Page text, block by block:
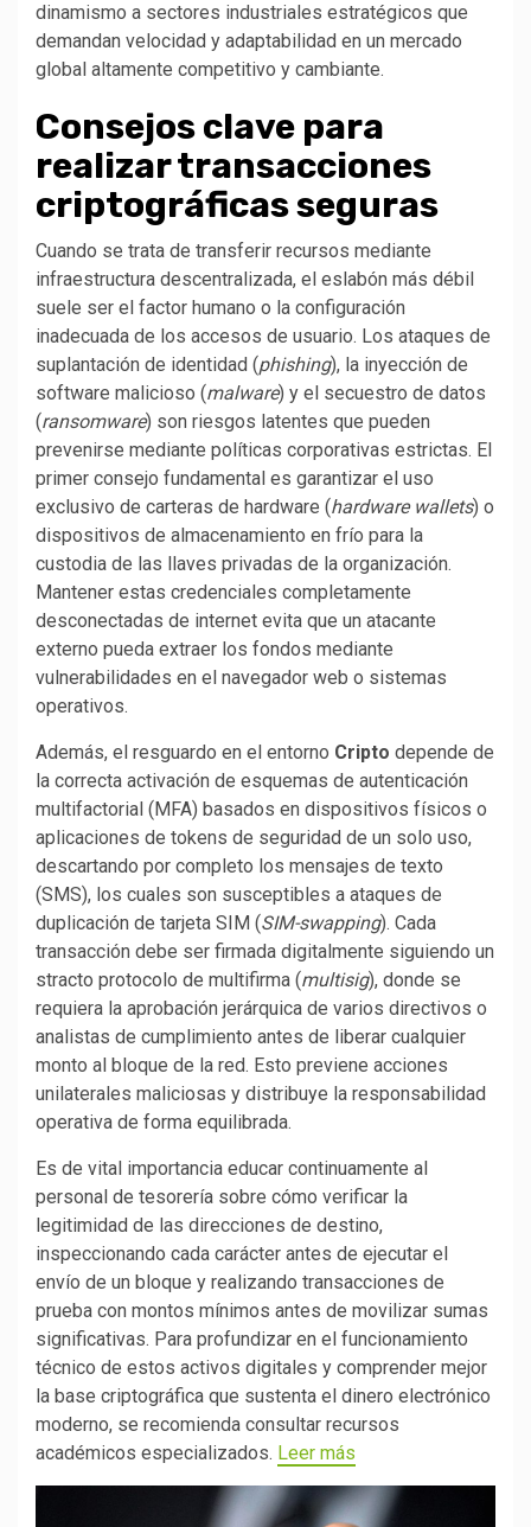
dinamismo a sectores industriales estratégicos que
demandan velocidad y adaptabilidad en un mercado
global altamente competitivo y cambiante.
Consejos clave para
realizar transacciones
criptográficas seguras
Cuando se trata de transferir recursos mediante
infraestructura descentralizada, el eslabón más débil
suele ser el factor humano o la configuración
inadecuada de los accesos de usuario. Los ataques de
suplantación de identidad (phishing), la inyección de
software malicioso (malware) y el secuestro de datos
(ransomware) son riesgos latentes que pueden
prevenirse mediante políticas corporativas estrictas. El
primer consejo fundamental es garantizar el uso
exclusivo de carteras de hardware (hardware wallets) o
dispositivos de almacenamiento en frío para la
custodia de las llaves privadas de la organización.
Mantener estas credenciales completamente
desconectadas de internet evita que un atacante
externo pueda extraer los fondos mediante
vulnerabilidades en el navegador web o sistemas
operativos.
Además, el resguardo en el entorno Cripto depende de
la correcta activación de esquemas de autenticación
multifactorial (MFA) basados en dispositivos físicos o
aplicaciones de tokens de seguridad de un solo uso,
descartando por completo los mensajes de texto
(SMS), los cuales son susceptibles a ataques de
duplicación de tarjeta SIM (SIM-swapping). Cada
transacción debe ser firmada digitalmente siguiendo un
stracto protocolo de multifirma (multisig), donde se
requiera la aprobación jerárquica de varios directivos o
analistas de cumplimiento antes de liberar cualquier
monto al bloque de la red. Esto previene acciones
unilaterales maliciosas y distribuye la responsabilidad
operativa de forma equilibrada.
Es de vital importancia educar continuamente al
personal de tesorería sobre cómo verificar la
legitimidad de las direcciones de destino,
inspeccionando cada carácter antes de ejecutar el
envío de un bloque y realizando transacciones de
prueba con montos mínimos antes de movilizar sumas
significativas. Para profundizar en el funcionamiento
técnico de estos activos digitales y comprender mejor
la base criptográfica que sustenta el dinero electrónico
moderno, se recomienda consultar recursos
académicos especializados. Leer más